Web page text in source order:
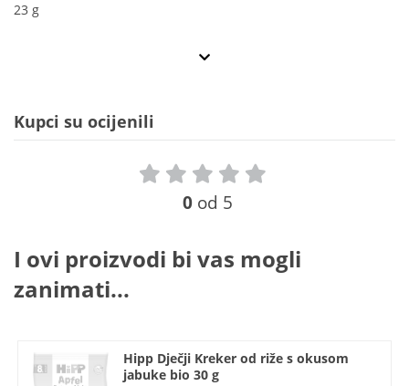
23 g
Kupci su ocijenili
0 od 5
I ovi proizvodi bi vas mogli
zanimati...
Hipp Dječji Kreker od riže s okusom
jabuke bio 30 g